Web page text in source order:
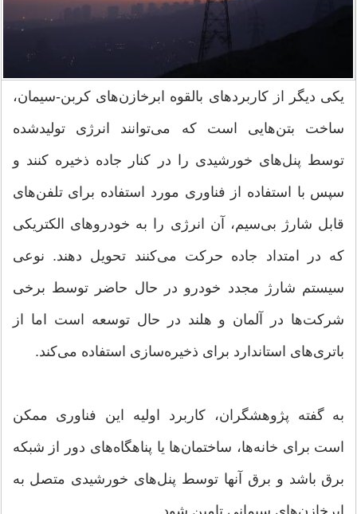
یکی دیگر از کاربردهای بالقوه ابرخازن‌های کربن-سیمان،
ساخت بتن‌هایی است که می‌توانند انرژی تولیدشده
توسط پنل‌های خورشیدی را در کنار جاده ذخیره کنند و
سپس با استفاده از فناوری مورد استفاده برای تلفن‌های
قابل شارژ بی‌سیم، آن انرژی را به خودروهای الکتریکی
که در امتداد جاده حرکت می‌کنند تحویل دهند. نوعی
سیستم شارژ مجدد خودرو در حال حاضر توسط برخی
شرکت‌ها در آلمان و هلند در حال توسعه است اما از
باتری‌های استاندارد برای ذخیره‌سازی استفاده می‌کند.
به گفته پژوهشگران، کاربرد اولیه این فناوری ممکن
است برای خانه‌ها، ساختمان‌ها یا پناهگاه‌های دور از شبکه
برق باشد و برق آنها توسط پنل‌های خورشیدی متصل به
ابرخازن‌های سیمانی تامین شود.